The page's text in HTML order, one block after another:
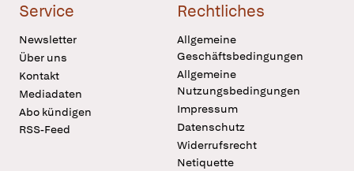
Service
Newsletter
Über uns
Kontakt
Mediadaten
Abo kündigen
RSS-Feed
Rechtliches
Allgemeine
Geschäftsbedingungen
Allgemeine
Nutzungsbedingungen
Impressum
Datenschutz
Widerrufsrecht
Netiquette